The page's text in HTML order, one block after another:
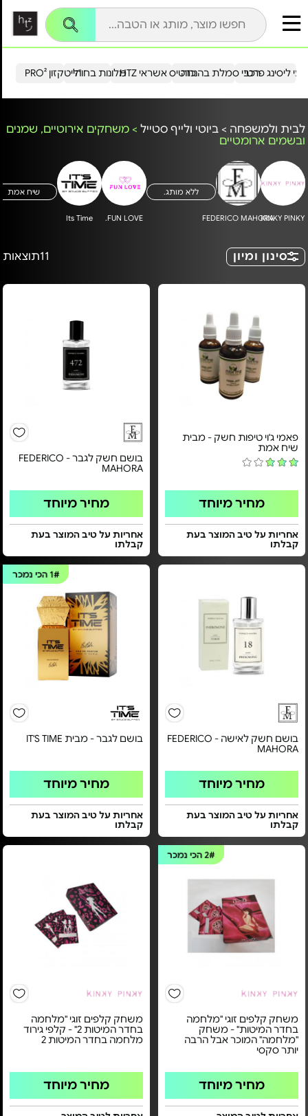
הייטקזון PRO²מלונות בחו"ל כרטיס אשראי HTZ ליסינג פרטירכבי סמלת בהנחה
לבית ולמשפחה > ביוטי ולייף סטייל > משחקים אירוטיים, שמנים
ובשמים ארומטיים
KINKY PINKY
FEDERICO MAHORA
ללא מותג.
FUN LOVE.
Its Time
שיח אמת
סינון ומיון 11תוצאות
פאמי ג'וי טיפות חשק - מבית
שיח אמת
מחיר מיוחד
אחריות על טיב המוצר בעת
קבלתו
בושם חשק לגבר - FEDERICO
MAHORA
מחיר מיוחד
אחריות על טיב המוצר בעת
קבלתו
בושם חשק לאישה - FEDERICO
MAHORA
מחיר מיוחד
אחריות על טיב המוצר בעת
קבלתו
1#הכי נמכר
בושם לגבר - מבית IT'S TIME
מחיר מיוחד
אחריות על טיב המוצר בעת
קבלתו
2#הכי נמכר
משחק קלפים זוגי "מלחמה
בחדר המיטות" - משחק
"מלחמה" המוכר אבל הרבה
יותר סקסי
מחיר מיוחד
משחק קלפים זוגי "מלחמה
בחדר המיטות 2" - קלפי גירוד
מלחמה בחדר המיטות 2
מחיר מיוחד